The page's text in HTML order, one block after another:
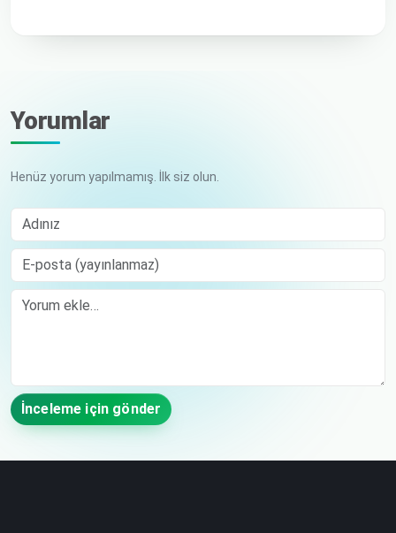
Yorumlar
Henüz yorum yapılmamış. İlk siz olun.
Adınız
E-posta (yayınlanmaz)
Comment
İnceleme için gönder